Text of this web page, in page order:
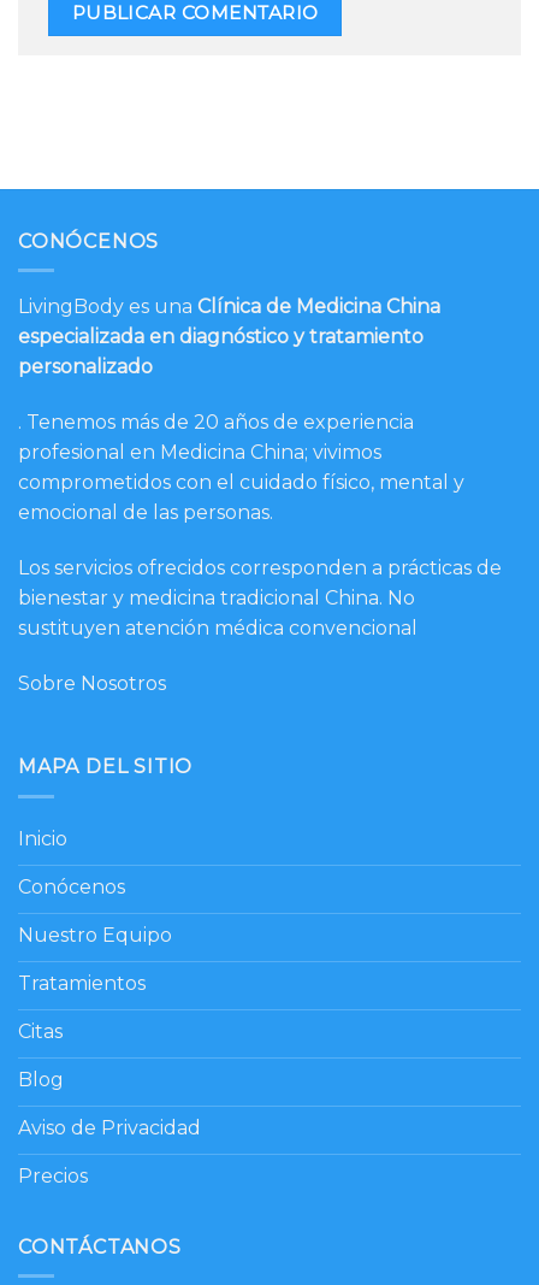
CONÓCENOS
LivingBody es una Clínica de Medicina China
especializada en diagnóstico y tratamiento
personalizado
. Tenemos más de 20 años de experiencia
profesional en Medicina China; vivimos
comprometidos con el cuidado físico, mental y
emocional de las personas.
Los servicios ofrecidos corresponden a prácticas de
bienestar y medicina tradicional China. No
sustituyen atención médica convencional
Sobre Nosotros
MAPA DEL SITIO
Inicio
Conócenos
Nuestro Equipo
Tratamientos
Citas
Blog
Aviso de Privacidad
Precios
CONTÁCTANOS